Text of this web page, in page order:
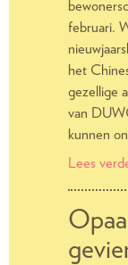
februari.
het
gezellige
van
kunnen
Lees